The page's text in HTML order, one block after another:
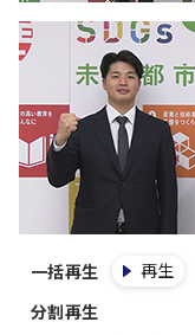
一括再生
再生
分割再生